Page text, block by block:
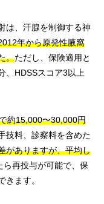
は、汗腺を制御する神
年から原発性腋窩
。ただし、保険適用と
、HDSSスコア3以上
約15,000〜30,000円
技料、診察料を含めた
がありますが、平均し
ら再投与が可能で、保
きます。